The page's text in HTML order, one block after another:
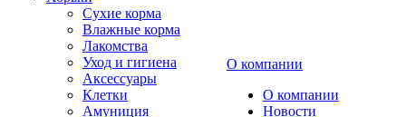
Сухие корма
Влажные корма
Лакомства
Уход и гигиена
Аксессуары
Клетки
Амуниция
О компании
О компании
Новости